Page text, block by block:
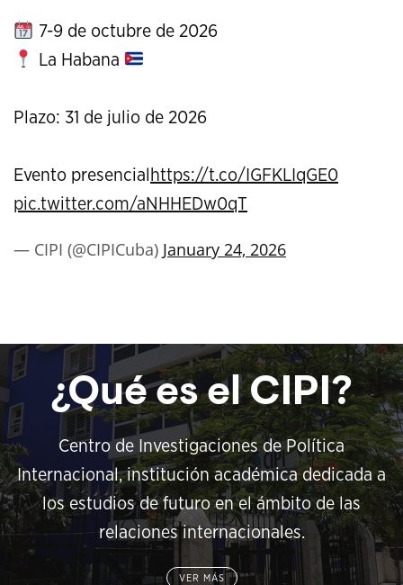
7-9 de octubre de 2026
La Habana
Plazo: 31 de julio de 2026
Evento presencial https://t.co/IGFKLIqGE0
pic.twitter.com/aNHHEDw0qT
— CIPI (@CIPICuba) January 24, 2026
¿Qué es el CIPI?
Centro de Investigaciones de Política
Internacional, institución académica dedicada a
los estudios de futuro en el ámbito de las
relaciones internacionales.
VER MÁS